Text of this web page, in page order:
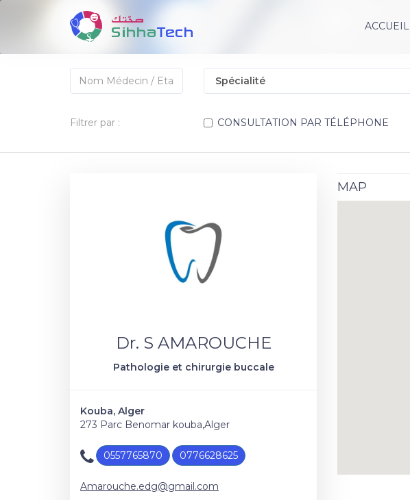
ACCUEIL
Filtrer par : CONSULTATION PAR TÉLÉPHONE
Dr. S AMAROUCHE
Pathologie et chirurgie buccale
Kouba, Alger
273 Parc Benomar kouba,Alger
0557765870 0776628625
Amarouche.edg@gmail.com
MAP